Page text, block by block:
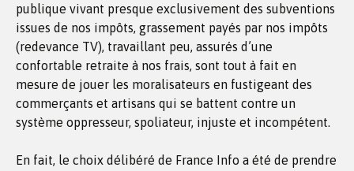
publique vivant presque exclusivement des subventions
issues de nos impôts, grassement payés par nos impôts
(redevance TV), travaillant peu, assurés d’une
confortable retraite à nos frais, sont tout à fait en
mesure de jouer les moralisateurs en fustigeant des
commerçants et artisans qui se battent contre un
système oppresseur, spoliateur, injuste et incompétent.
En fait, le choix délibéré de France Info a été de prendre